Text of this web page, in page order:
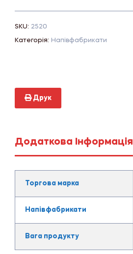
SKU: 2520
Категорія: Напівфабрикати
Друк
Додаткова Інформація
Торгова марка
Напівфабрикати
Вага продукту